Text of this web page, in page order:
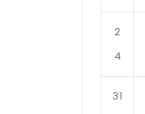
2
4
31